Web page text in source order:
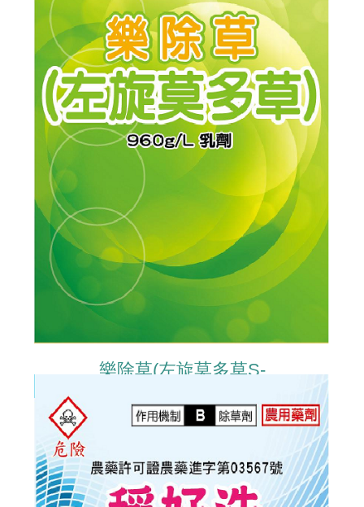
樂除草(左旋莫多草S-